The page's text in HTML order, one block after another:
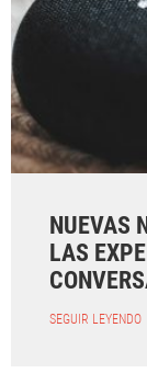
NUEVAS
LAS
SEGUIR LEYENDO